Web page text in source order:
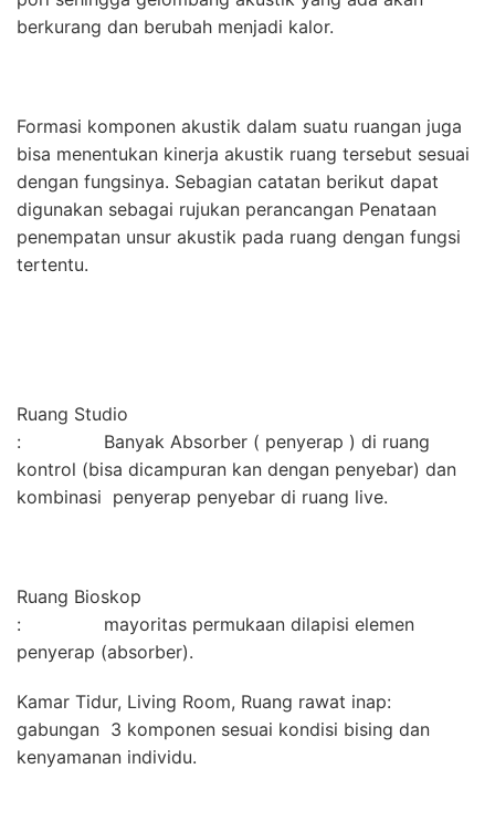
berkurang dan berubah menjadi kalor.
Formasi komponen akustik dalam suatu ruangan juga
bisa menentukan kinerja akustik ruang tersebut sesuai
dengan fungsinya. Sebagian catatan berikut dapat
digunakan sebagai rujukan perancangan Penataan
penempatan unsur akustik pada ruang dengan fungsi
tertentu.
Ruang Studio
: Banyak Absorber ( penyerap ) di ruang
kontrol (bisa dicampuran kan dengan penyebar) dan
kombinasi penyerap penyebar di ruang live.
Ruang Bioskop
: mayoritas permukaan dilapisi elemen
penyerap (absorber).
Kamar Tidur, Living Room, Ruang rawat inap:
gabungan 3 komponen sesuai kondisi bising dan
kenyamanan individu.